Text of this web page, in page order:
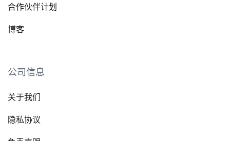
合作伙伴计划
博客
公司信息
关于我们
隐私协议